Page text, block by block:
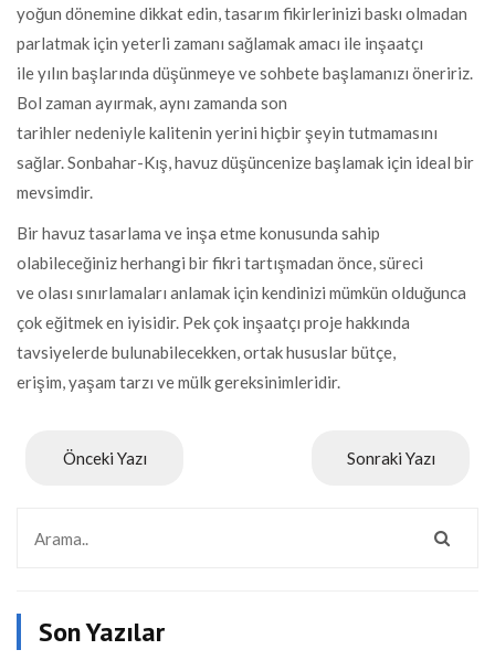
Son Yazılar
yoğun dönemine dikkat edin, tasarım fikirlerinizi baskı olmadan
parlatmak için yeterli zamanı sağlamak amacı ile inşaatçı
ile yılın başlarında düşünmeye ve sohbete başlamanızı öneririz.
Bol zaman ayırmak, aynı zamanda son
tarihler nedeniyle kalitenin yerini hiçbir şeyin tutmamasını
sağlar. Sonbahar-Kış, havuz düşüncenize başlamak için ideal bir
mevsimdir.
Bir havuz tasarlama ve inşa etme konusunda sahip
olabileceğiniz herhangi bir fikri tartışmadan önce, süreci
ve olası sınırlamaları anlamak için kendinizi mümkün olduğunca
çok eğitmek en iyisidir. Pek çok inşaatçı proje hakkında
tavsiyelerde bulunabilecekken, ortak hususlar bütçe,
erişim, yaşam tarzı ve mülk gereksinimleridir.
Önceki Yazı Sonraki Yazı